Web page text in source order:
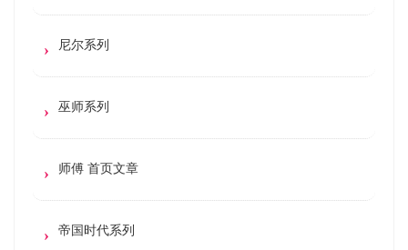
尼尔系列
巫师系列
师傅 首页文章
帝国时代系列